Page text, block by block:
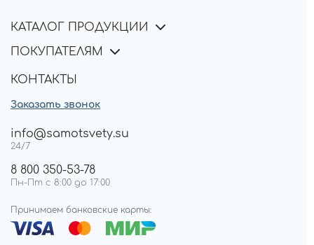
КАТАЛОГ ПРОДУКЦИИ
ПОКУПАТЕЛЯМ
КОНТАКТЫ
Заказать звонок
info@samotsvety.su
24/7
8 800 350-53-78
Пн-Пт с 8:00 до 17:00
Принимаем банковские карты: